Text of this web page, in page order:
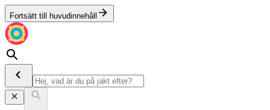
Fortsätt till huvudinnehåll